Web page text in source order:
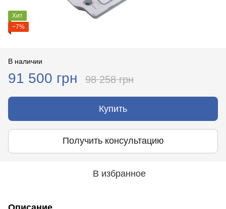
Хит
−7%
В наличии
91 500 грн 98 258 грн
Купить
Получить консультацию
В избранное